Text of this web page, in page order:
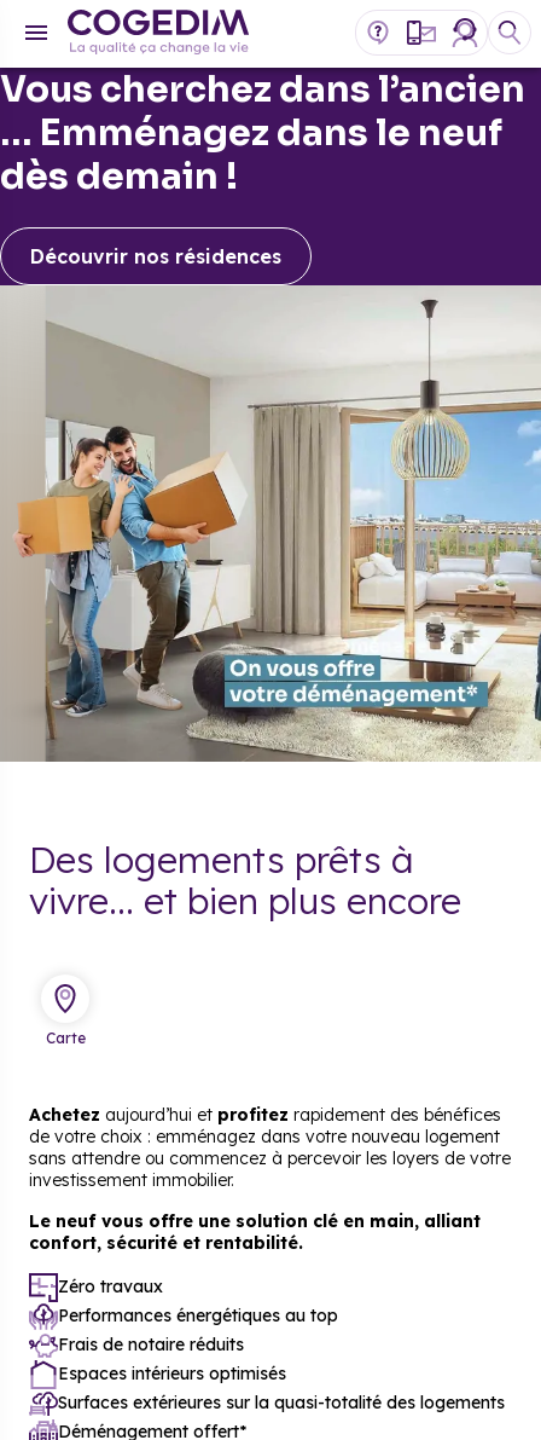
Vous cherchez dans l’ancien
… Emménagez dans le neuf
dès demain !
Découvrir nos résidences
Des logements prêts à
vivre... et bien plus encore
Carte
Achetez aujourd’hui et profitez rapidement des bénéfices
de votre choix : emménagez dans votre nouveau logement
sans attendre ou commencez à percevoir les loyers de votre
investissement immobilier.
Le neuf vous offre une solution clé en main, alliant
confort, sécurité et rentabilité.
Zéro travaux
Performances énergétiques au top
Frais de notaire réduits
Espaces intérieurs optimisés
Surfaces extérieures sur la quasi-totalité des logements
Déménagement offert*